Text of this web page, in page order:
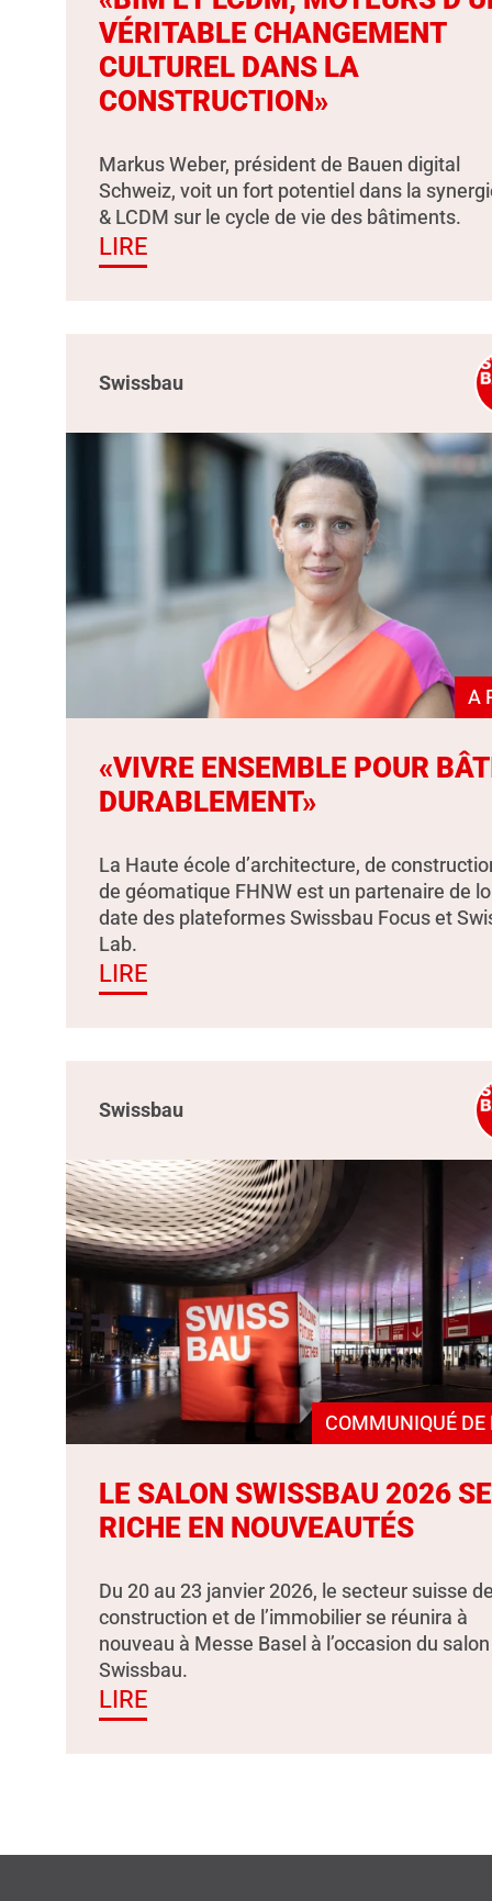
VÉRITABLE CHANGEMENT
CULTUREL DANS LA
CONSTRUCTION»
Markus Weber, président de Bauen digital
Schweiz, voit un fort potentiel dans la
& LCDM sur le cycle de vie des bâtiments.
LIRE
Swissbau
A
«VIVRE ENSEMBLE POUR
DURABLEMENT»
La Haute école d’architecture, de
de géomatique FHNW est un partenaire de
date des plateformes Swissbau Focus et
Lab.
LIRE
Swissbau
COMMUNIQUÉ DE
LE SALON SWISSBAU 2026
RICHE EN NOUVEAUTÉS
Du 20 au 23 janvier 2026, le secteur suisse
construction et de l’immobilier se réunira à
nouveau à Messe Basel à l’occasion du salon
Swissbau.
LIRE